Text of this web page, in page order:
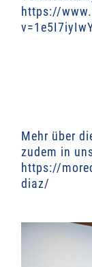
https://
Mehr über
zudem in
https://
diaz/